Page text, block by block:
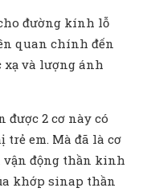
đường kính lỗ
quan chính đến
và lượng ánh
được 2 cơ này có
em. Mà đã là cơ
động thần kinh
khớp sinap thần